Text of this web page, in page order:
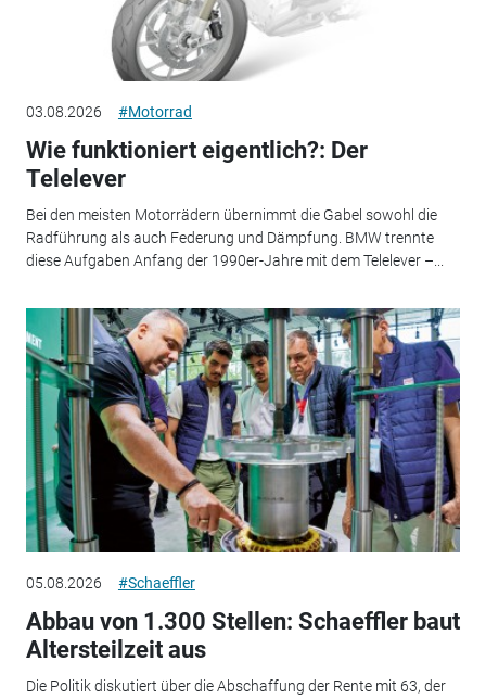
03.08.2026 #Motorrad
Wie funktioniert eigentlich?: Der
Telelever
Bei den meisten Motorrädern übernimmt die Gabel sowohl die
Radführung als auch Federung und Dämpfung. BMW trennte
diese Aufgaben Anfang der 1990er-Jahre mit dem Telelever –...
05.08.2026 #Schaeffler
Abbau von 1.300 Stellen: Schaeffler baut
Altersteilzeit aus
Die Politik diskutiert über die Abschaffung der Rente mit 63, der